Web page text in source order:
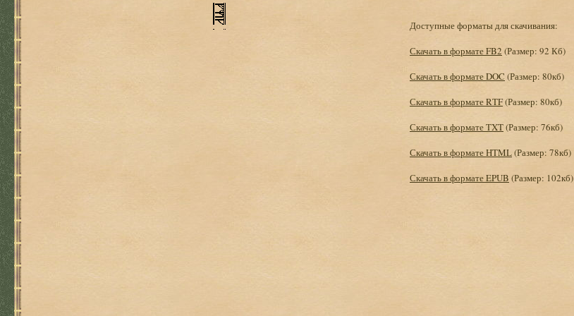
Доступные форматы для скачивания:
Скачать в формате FB2 (Размер: 92 Кб)
Скачать в формате DOC (Размер: 80кб)
Скачать в формате RTF(Размер: 80кб)
Скачать в формате TXT(Размер: 76кб)
Скачать в формате HTML(Размер: 78кб)
Скачать в формате EPUB (Размер: 102кб)